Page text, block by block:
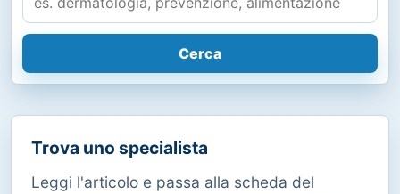
Cerca
Trova uno specialista
Leggi l'articolo e passa alla scheda del